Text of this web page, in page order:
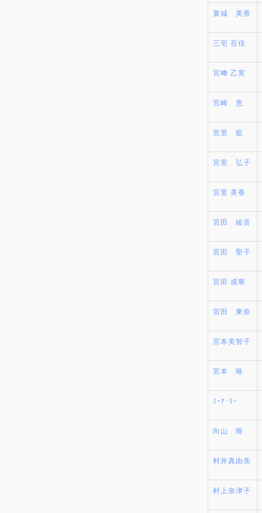
蓑城 美香
三宅 百佳
宮﨑 乙実
宮崎 恵
宮里 藍
宮里 弘子
宮里 美香
宮田 綾音
宮田 聖子
宮田 成華
宮田 東奈
宮本美智子
宮本 唯
ﾐｰﾅ･ﾘｰ
向山 唯
村井真由美
村上奈津子